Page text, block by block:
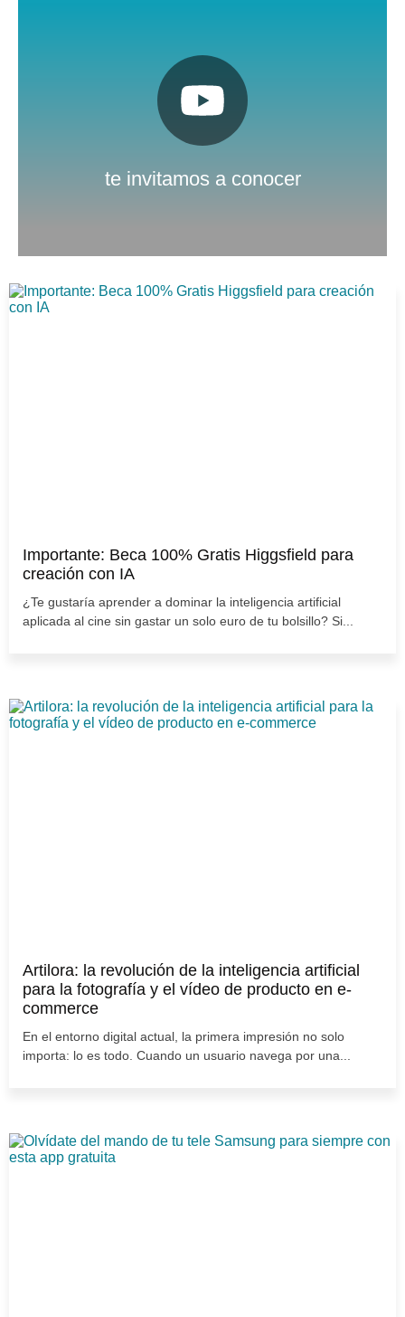
te invitamos a conocer
Pulsa aquí
Importante: Beca 100% Gratis Higgsfield para
creación con IA
¿Te gustaría aprender a dominar la inteligencia artificial
aplicada al cine sin gastar un solo euro de tu bolsillo? Si...
Artilora: la revolución de la inteligencia artificial
para la fotografía y el vídeo de producto en e-
commerce
En el entorno digital actual, la primera impresión no solo
importa: lo es todo. Cuando un usuario navega por una...